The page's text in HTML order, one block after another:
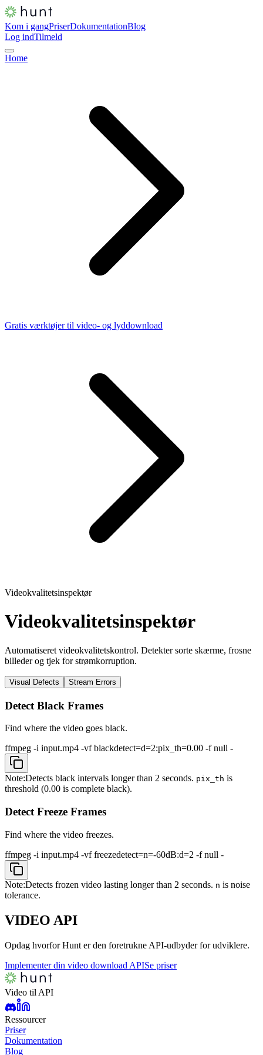
Kom i gangPriserDokumentationBlog
Log indTilmeld
Home
Gratis værktøjer til video- og lyddownload
Videokvalitetsinspektør
Videokvalitetsinspektør
Automatiseret videokvalitetskontrol. Detekter sorte skærme, frosne
billeder og tjek for strømkorruption.
Visual Defects Stream Errors
Detect Black Frames
Find where the video goes black.
ffmpeg -i input.mp4 -vf blackdetect=d=2:pix_th=0.00 -f null -
Note:Detects black intervals longer than 2 seconds. pix_th is
threshold (0.00 is complete black).
Detect Freeze Frames
Find where the video freezes.
ffmpeg -i input.mp4 -vf freezedetect=n=-60dB:d=2 -f null -
Note:Detects frozen video lasting longer than 2 seconds. n is noise
tolerance.
VIDEO API
Opdag hvorfor Hunt er den foretrukne API-udbyder for udviklere.
Implementer din video download APISe priser
Video til API
Ressourcer
Priser
Dokumentation
Blog